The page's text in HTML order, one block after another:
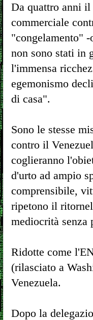
Da quattro anni il
commerciale
"congelamento"
non sono stati in
l'immensa
egemonismo
di casa".
Sono le stesse
contro il
coglieranno
d'urto ad ampio
comprensibile,
ripetono il
mediocrità senza
Ridotte come
(rilasciato a
Venezuela.
Dopo la